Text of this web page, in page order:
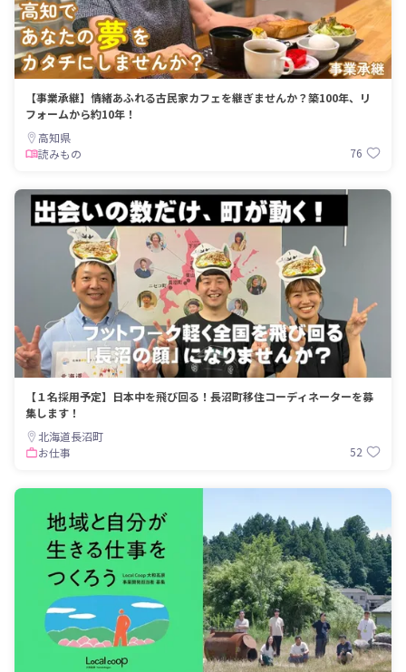
【事業承継】情緒あふれる古民家カフェを継ぎませんか？築100年、リ
フォームから約10年！
高知県
読みもの
76
【１名採用予定】日本中を飛び回る！長沼町移住コーディネーターを募
集します！
北海道長沼町
お仕事
52